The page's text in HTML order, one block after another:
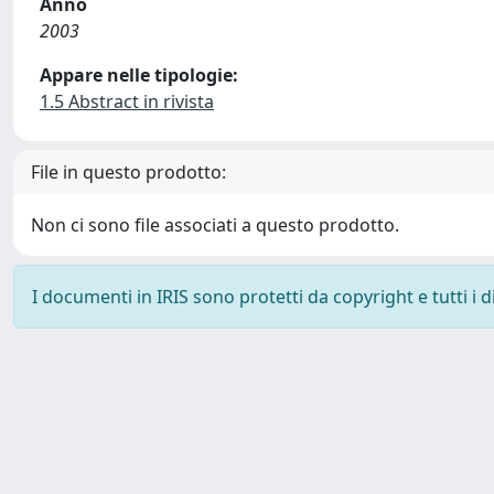
2003
Appare nelle tipologie:
1.5 Abstract in rivista
File in questo prodotto:
Non ci sono file associati a questo prodotto.
I documenti in IRIS sono protetti da copyright e tutti i